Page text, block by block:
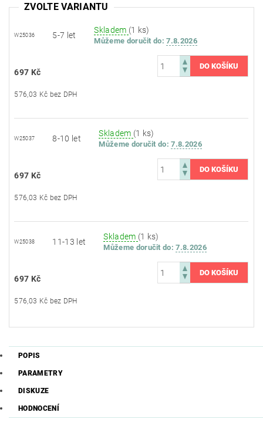
ZVOLTE VARIANTU
W25036 5-7 let
Skladem (1 ks)
Můžeme doručit do: 7.8.2026
697 Kč
576,03 Kč bez DPH
W25037 8-10 let
Skladem (1 ks)
Můžeme doručit do: 7.8.2026
697 Kč
576,03 Kč bez DPH
W25038 11-13 let
Skladem (1 ks)
Můžeme doručit do: 7.8.2026
697 Kč
576,03 Kč bez DPH
POPIS
PARAMETRY
DISKUZE
HODNOCENÍ